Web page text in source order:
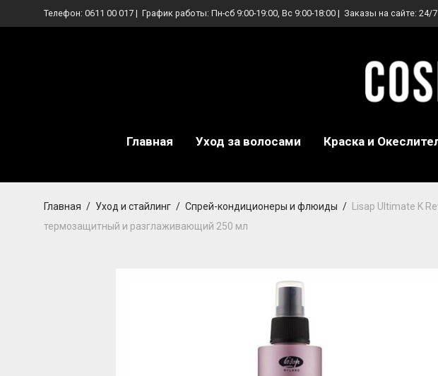
Телефон: 0611 00 017 | График работы: Пн-сб 9:00-19:00, Вс 9:00-18:00 | Заказы на сайте: 24/7
Главная Уход за волосами Краска и
Главная / Уход и стайлинг / Спрей-кондиционеры и флюиды /
Lisap Ultimate K
термозащитный и разглаживающий 250 мл